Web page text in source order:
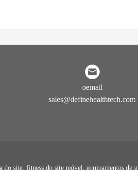
oemail
sales@definehealthtech.com
site, fitness do site móvel, equipamentos